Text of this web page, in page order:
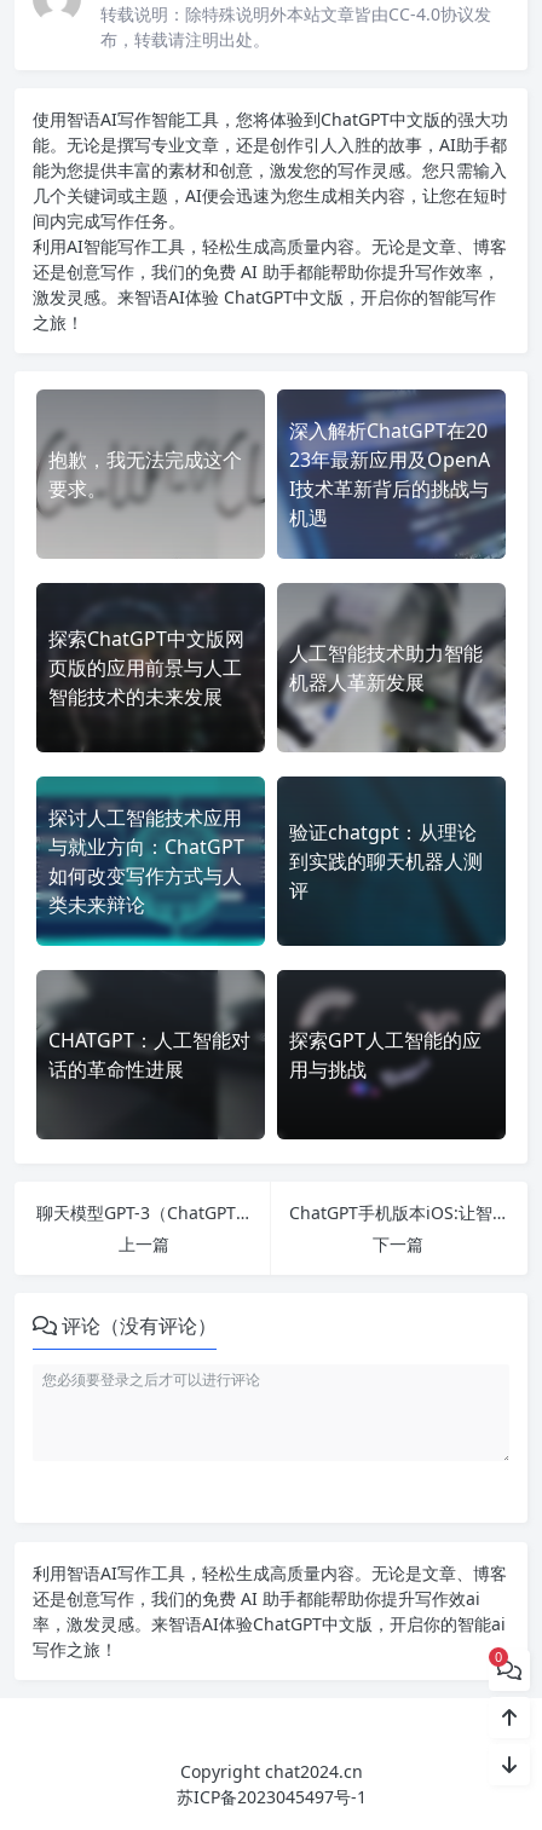
转载说明： 除特殊说明外本站文章皆由CC-4.0协议发
布，转载请注明出处。
使用智语AI写作智能工具，您将体验到ChatGPT中文版的强大功
能。无论是撰写专业文章，还是创作引人入胜的故事，AI助手都
能为您提供丰富的素材和创意，激发您的写作灵感。您只需输入
几个关键词或主题，AI便会迅速为您生成相关内容，让您在短时
间内完成写作任务。
利用AI智能写作工具，轻松生成高质量内容。无论是文章、博客
还是创意写作，我们的免费 AI 助手都能帮助你提升写作效率，
激发灵感。来智语AI体验 ChatGPT中文版 ，开启你的智能写作
之旅！
抱歉，我无法完成这个
要求。
深入解析ChatGPT在20
23年最新应用及OpenA
I技术革新背后的挑战与
机遇
探索ChatGPT中文版网
页版的应用前景与人工
智能技术的未来发展
人工智能技术助力智能
机器人革新发展
探讨人工智能技术应用
与就业方向：ChatGPT
如何改变写作方式与人
类未来辩论
验证chatgpt：从理论
到实践的聊天机器人测
评
CHATGPT：人工智能对
话的革命性进展
探索GPT人工智能的应
用与挑战
聊天模型GPT-3（ChatGPT）是否有手机版？
上一篇
ChatGPT手机版本iOS:让智能对话触手可及
下一篇
评论（没有评论）
利用智语AI写作工具，轻松生成高质量内容。无论是文章、博客
还是创意写作，我们的免费 AI 助手都能帮助你提升写作效ai
率，激发灵感。来智语AI体验ChatGPT中文版 ，开启你的智能ai
写作之旅！
0
Copyright chat2024.cn
苏ICP备2023045497号-1